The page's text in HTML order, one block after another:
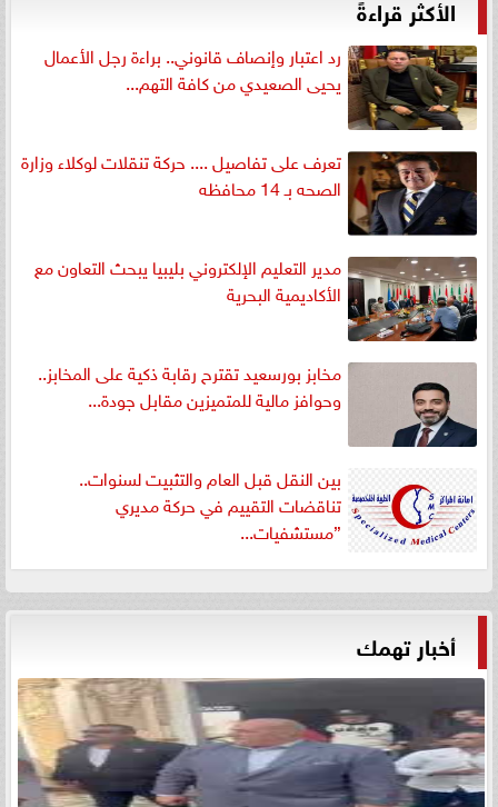
الأكثر قراءةً
رد اعتبار وإنصاف قانوني.. براءة رجل الأعمال
يحيى الصعيدي من كافة التهم...
تعرف على تفاصيل .... حركة تنقلات لوكلاء وزارة
الصحه بـ 14 محافظه
مدير التعليم الإلكتروني بليبيا يبحث التعاون مع
الأكاديمية البحرية
مخابز بورسعيد تقترح رقابة ذكية على المخابز..
وحوافز مالية للمتميزين مقابل جودة...
بين النقل قبل العام والتثبيت لسنوات..
تناقضات التقييم في حركة مديري
”مستشفيات...
أخبار تهمك